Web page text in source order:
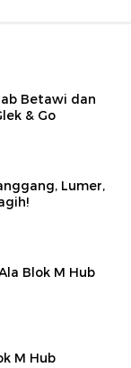
Betawi dan
& Go
Lumer,
Blok M Hub
M Hub